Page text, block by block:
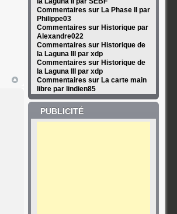
Commentaires sur La Phase II par
Philippe03
Commentaires sur Historique par
Alexandre022
Commentaires sur Historique de
la Laguna III par xdp
Commentaires sur Historique de
la Laguna III par xdp
Commentaires sur La carte main
libre par lindien85
PUBLICITÉ